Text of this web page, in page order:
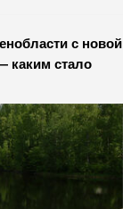
с новой
каким стало